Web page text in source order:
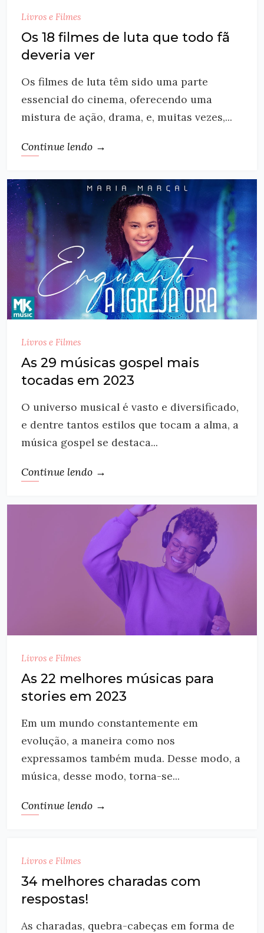
Livros e Filmes
Os 18 filmes de luta que todo fã
deveria ver
Os filmes de luta têm sido uma parte
essencial do cinema, oferecendo uma
mistura de ação, drama, e, muitas vezes,...
Continue lendo →
Livros e Filmes
As 29 músicas gospel mais
tocadas em 2023
O universo musical é vasto e diversificado,
e dentre tantos estilos que tocam a alma, a
música gospel se destaca...
Continue lendo →
Livros e Filmes
As 22 melhores músicas para
stories em 2023
Em um mundo constantemente em
evolução, a maneira como nos
expressamos também muda. Desse modo, a
música, desse modo, torna-se...
Continue lendo →
Livros e Filmes
34 melhores charadas com
respostas!
As charadas, quebra-cabeças em forma de